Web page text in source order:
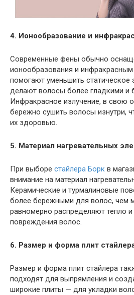
4. Ионообразование и
Современные фены обычно
ионообразования и
помогают уменьшить статическое
делают волосы более гладкими и
Инфракрасное излучение, в свою
бережно сушить волосы изнутри,
их здоровью.
5. Материал нагревательных
При выборе стайлера Борк в
внимание на материал
Керамические и турмалиновые
более бережными для волос, чем
равномерно распределяют тепло
повреждения волос.
6. Размер и форма плит
Размер и форма плит стайлера
подходят для выпрямления и
широкие плиты — для укладки